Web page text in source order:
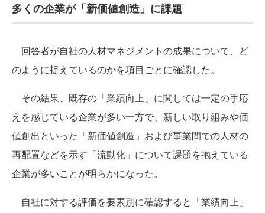
多くの企業が「新価値創造」に課題
回答者が自社の人材マネジメントの成果について、ど
のように捉えているのかを項目ごとに確認した。
その結果、既存の「業績向上」に関しては一定の手応
えを感じている企業が多い一方で、新しい取り組みや価
値創出といった「新価値創造」および事業間での人材の
再配置などを示す「流動化」について課題を抱えている
企業が多いことが明らかになった。
自社に対する評価を要素別に確認すると「業績向上」